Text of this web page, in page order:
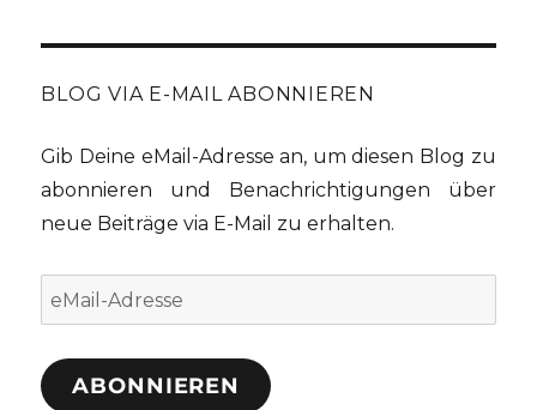
BLOG VIA E-MAIL ABONNIEREN
Gib Deine eMail-Adresse an, um diesen Blog zu
abonnieren und Benachrichtigungen über
neue Beiträge via E-Mail zu erhalten.
eMail-
Adresse
ABONNIEREN